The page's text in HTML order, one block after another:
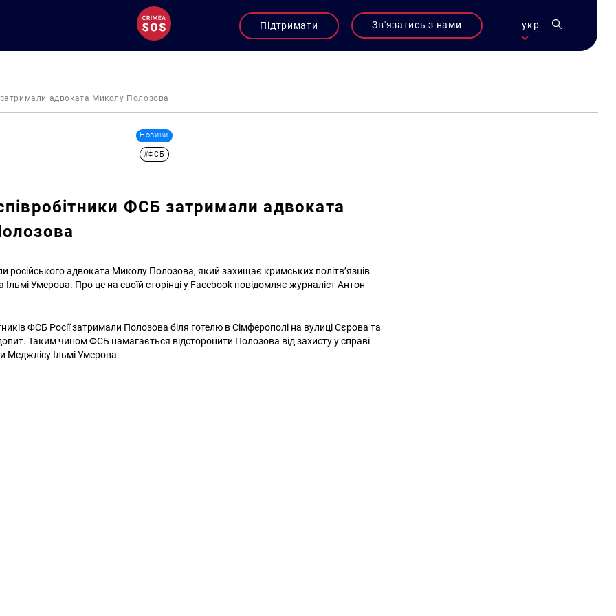
Підтримати Зв'язатись з нами укр
адвоката Миколу Полозова
Новини
#ФСБ
ФСБ затримали адвоката
російського адвоката Миколу Полозова, який захищає кримських політв’язнів
Умерова. Про це на своїй сторінці у Facebook повідомляє журналіст Антон
ФСБ Росії затримали Полозова біля готелю в Сімферополі на вулиці Сєрова та
Таким чином ФСБ намагається відсторонити Полозова від захисту у справі
Меджлісу Ільмі Умерова.